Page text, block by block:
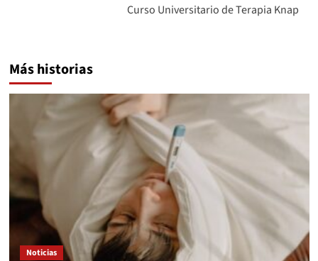
Curso Universitario de Terapia Knap
Más historias
Noticias